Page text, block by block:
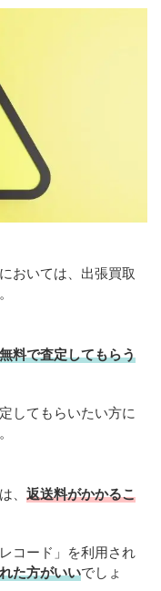
おいては、出張買取
料で査定してもらう
してもらいたい方に
、 返送料がかかるこ
コード」を利用され
た方がいいでしょ